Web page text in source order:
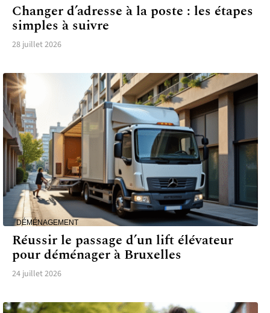
Changer d’adresse à la poste : les étapes
simples à suivre
28 juillet 2026
DÉMÉNAGEMENT
Réussir le passage d’un lift élévateur
pour déménager à Bruxelles
24 juillet 2026